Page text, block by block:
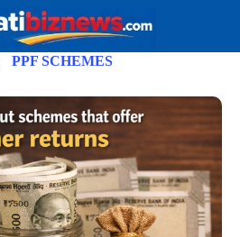
PPF SCHEMES